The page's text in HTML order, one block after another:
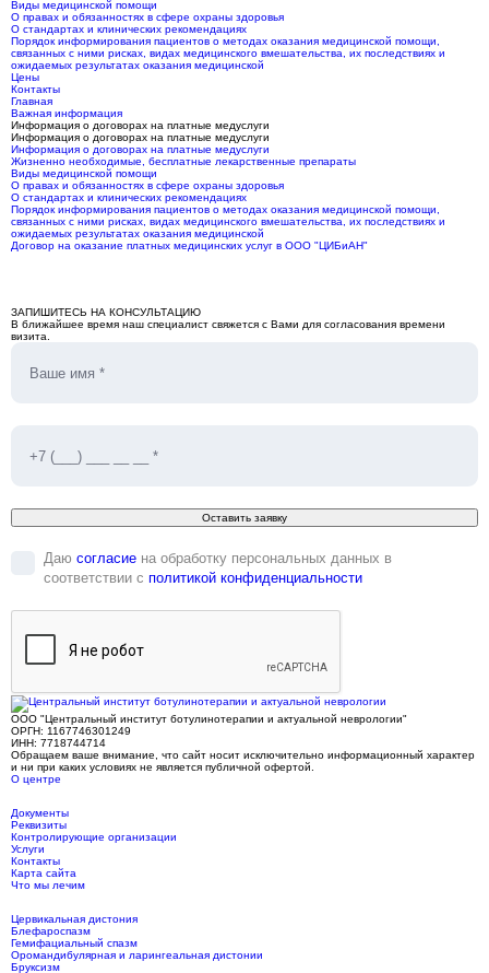
Виды медицинской помощи
О правах и обязанностях в сфере охраны здоровья
О стандартах и клинических рекомендациях
Порядок информирования пациентов о методах оказания медицинской помощи,
связанных с ними рисках, видах медицинского вмешательства, их последствиях и
ожидаемых результатах оказания медицинской
Цены
Контакты
Главная
Важная информация
Информация о договорах на платные медуслуги
Информация о договорах на платные медуслуги
Информация о договорах на платные медуслуги
Жизненно необходимые, бесплатные лекарственные препараты
Виды медицинской помощи
О правах и обязанностях в сфере охраны здоровья
О стандартах и клинических рекомендациях
Порядок информирования пациентов о методах оказания медицинской помощи,
связанных с ними рисках, видах медицинского вмешательства, их последствиях и
ожидаемых результатах оказания медицинской
Договор на оказание платных медицинских услуг в ООО "ЦИБиАН"
ЗАПИШИТЕСЬ НА КОНСУЛЬТАЦИЮ
В ближайшее время наш специалист свяжется с Вами для согласования времени
визита.
Оставить заявку
Даю согласие на обработку персональных данных в
соответствии с политикой конфиденциальности
ООО "Центральный институт ботулинотерапии и актуальной неврологии"
ОРГН: 1167746301249
ИНН: 7718744714
Обращаем ваше внимание, что сайт носит исключительно информационный характер
и ни при каких условиях не является публичной офертой.
О центре
Документы
Реквизиты
Контролирующие организации
Услуги
Контакты
Карта сайта
Что мы лечим
Цервикальная дистония
Блефароспазм
Гемифациальный спазм
Оромандибулярная и ларингеальная дистонии
Бруксизм